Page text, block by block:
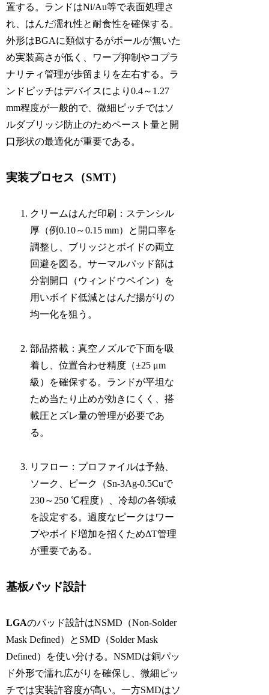
置する。ランドはNi/Au等で表面処理さ
れ、はんだ濡れ性と耐食性を確保する。
外形はBGAに類似するがボールが無いた
め実装高さが低く、ワープ抑制やコプラ
ナリティ管理が歩留まりを左右する。ラ
ンドピッチはデバイスにより0.4～1.27
mm程度が一般的で、微細ピッチではソ
ルダブリッジ防止のためペースト量と開
口形状の最適化が重要である。
実装プロセス（SMT）
クリームはんだ印刷：ステンシル
厚（例0.10～0.15 mm）と開口率を
調整し、ブリッジとボイドの両立
回避を図る。サーマルパッド部は
分割開口（ウィンドウペイン）を
用いボイド低減とはんだ揚がりの
均一化を狙う。
部品搭載：真空ノズルで下面を吸
着し、位置合わせ精度（±25 μm
級）を確保する。ランドが平坦な
ため当たり止めが効きにくく、搭
載圧とズレ量の管理が必要であ
る。
リフロー：プロファイルは予熱、
ソーク、ピーク（Sn-3Ag-0.5Cuで
230～250 ℃程度）、冷却の各領域
を設定する。過度なピークはワー
プやボイド増加を招くためΔT管理
が重要である。
基板パッド設計
LGAのパッド設計はNSMD（Non-Solder
Mask Defined）とSMD（Solder Mask
Defined）を使い分ける。NSMDは銅パッ
ド外形で濡れ広がりを確保し、微細ピッ
チでは実装許容度が高い。一方SMDはソ